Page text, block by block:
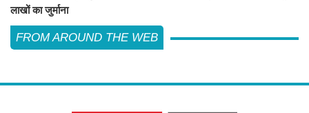
लाखों का जुर्माना
FROM AROUND THE WEB